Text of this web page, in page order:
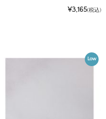
¥3,165(税込)
Low